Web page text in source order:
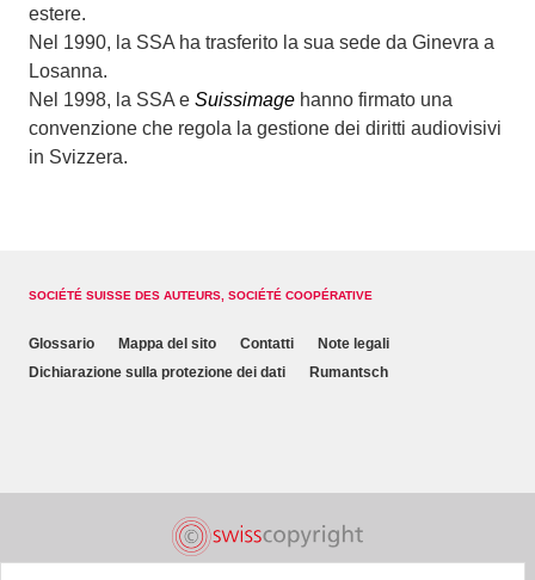
estere.
Nel 1990, la SSA ha trasferito la sua sede da Ginevra a
Losanna.
Nel 1998, la SSA e Suissimage hanno firmato una
convenzione che regola la gestione dei diritti audiovisivi
in Svizzera.
SOCIÉTÉ SUISSE DES AUTEURS, SOCIÉTÉ COOPÉRATIVE
Glossario Mappa del sito Contatti
Note legali
Dichiarazione sulla protezione dei dati
Rumantsch